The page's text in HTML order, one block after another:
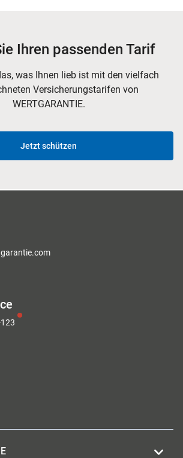
Ihren passenden Tarif
was Ihnen lieb ist mit den vielfach
Versicherungstarifen von
WERTGARANTIE.
Jetzt schützen